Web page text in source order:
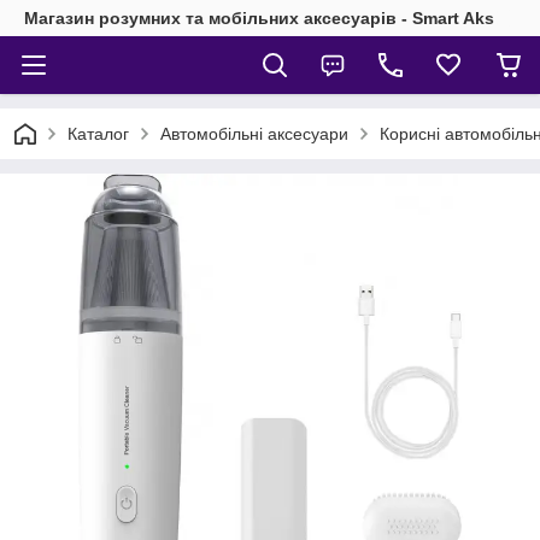
Магазин розумних та мобільних аксесуарів - Smart Aks
Каталог Автомобільні аксесуари Корисні